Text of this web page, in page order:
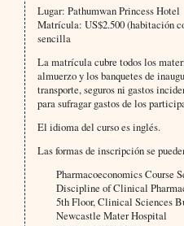
Lugar: Pathumwan Princess Hotel
Matrícula: US$2.500 (habitación
sencilla
La matrícula cubre todos los
almuerzo y los banquetes de
transporte, seguros ni gastos
para sufragar gastos de los
El idioma del curso es inglés.
Las formas de inscripción se
Pharmacoeconomics Course
Discipline of Clinical
5th Floor, Clinical Sciences
Newcastle Mater Hospital